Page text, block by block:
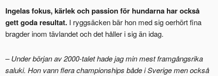
Ingelas fokus, kärlek och passion för hundarna har också
gett goda resultat. I ryggsäcken bär hon med sig oerhört fina
bragder inom tävlandet och det håller i sig än idag.
– Under början av 2000-talet hade jag min mest framgångsrika
saluki. Hon vann flera championships både i Sverige men också